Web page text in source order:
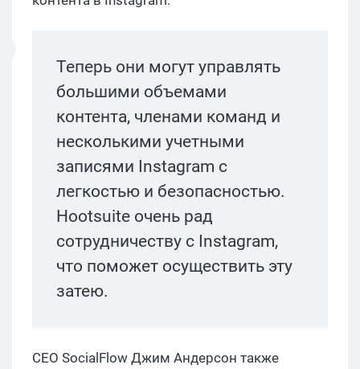
Теперь они могут управлять
большими объемами
контента, членами команд и
несколькими учетными
записями Instagram с
легкостью и безопасностью.
Hootsuite очень рад
сотрудничеству с Instagram,
что поможет осуществить эту
затею.
CEO SocialFlow Джим Андерсон также